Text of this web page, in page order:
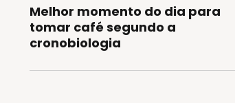
Melhor momento do dia para
tomar café segundo a
cronobiologia